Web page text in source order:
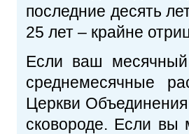
последние десять
25 лет – крайне
Если ваш месячный
среднемесячные
Церкви
сковороде. Если вы